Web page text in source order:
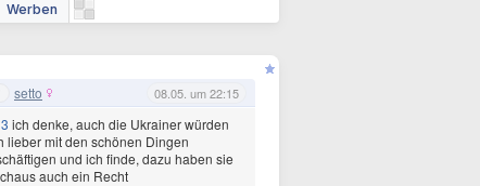
Werben
setto 08.05. um 22:15
ich denke, auch die Ukrainer würden
lieber mit den schönen Dingen
und ich finde, dazu haben sie
auch ein Recht